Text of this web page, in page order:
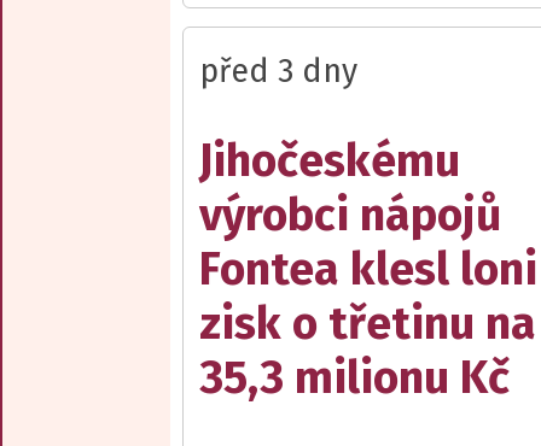
před 3 dny
Jihočeskému
výrobci nápojů
Fontea klesl loni
zisk o třetinu na
35,3 milionu Kč